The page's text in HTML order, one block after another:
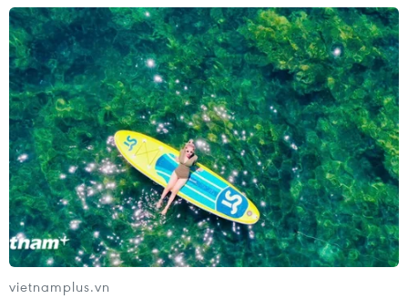
vietnamplus.vn